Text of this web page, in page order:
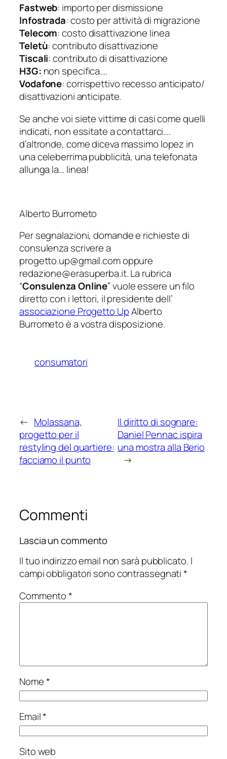
Fastweb: importo per dismissione
Infostrada: costo per attività di migrazione
Telecom: costo disattivazione linea
Teletù: contributo disattivazione
Tiscali: contributo di disattivazione
H3G: non specifica….
Vodafone: corrispettivo recesso anticipato/
disattivazioni anticipate.
Se anche voi siete vittime di casi come quelli
indicati, non essitate a contattarci….
d’altronde, come diceva massimo lopez in
una celeberrima pubblicità, una telefonata
allunga la… linea!
Alberto Burrometo
Per segnalazioni, domande e richieste di
consulenza scrivere a
progetto.up@gmail.com oppure
redazione@erasuperba.it. La rubrica
“Consulenza Online” vuole essere un filo
diretto con i lettori, il presidente dell’
associazione Progetto UpAlberto
Burrometo è a vostra disposizione.
consumatori
← Molassana,
progetto per il
restyling del quartiere:
facciamo il punto
Il diritto di sognare:
Daniel Pennac ispira
una mostra alla Berio
→
Commenti
Lascia un commento
Il tuo indirizzo email non sarà pubblicato. I
campi obbligatori sono contrassegnati*
Commento*
Nome*
Email*
Sito web